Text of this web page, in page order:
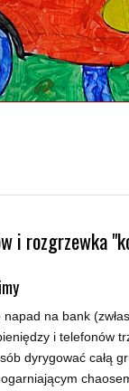
i rozgrzewka
na bank
i telefonów
dyrygować całą